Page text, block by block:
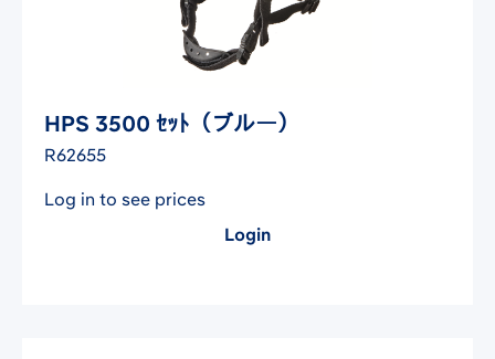
HPS 3500 ｾｯﾄ（ブルー）
R62655
Log in to see prices
Login